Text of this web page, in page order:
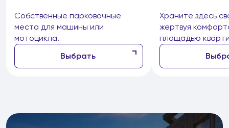
Собственные парковочные
места для машины или
мотоцикла.
Выбрать
Храните здесь
жертвуя
площадью